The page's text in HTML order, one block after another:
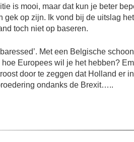
is mooi, maar dat kun je beter
op zijn. Ik vond bij de uitslag
toch niet op baseren.
Met een Belgische
Europees wil je het hebben?
door te zeggen dat Holland er
ondanks de Brexit…..